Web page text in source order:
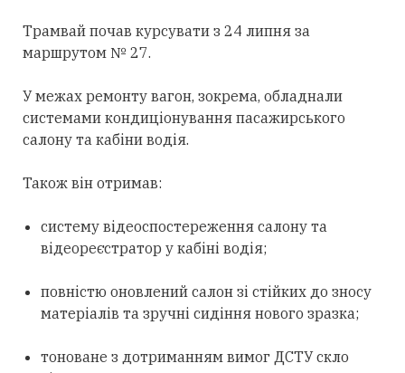
Трамвай почав курсувати з 24 липня за
маршрутом № 27.
У межах ремонту вагон, зокрема, обладнали
системами кондиціонування пасажирського
салону та кабіни водія.
Також він отримав:
систему відеоспостереження салону та
відеореєстратор у кабіні водія;
повністю оновлений салон зі стійких до зносу
матеріалів та зручні сидіння нового зразка;
тоноване з дотриманням вимог ДСТУ скло